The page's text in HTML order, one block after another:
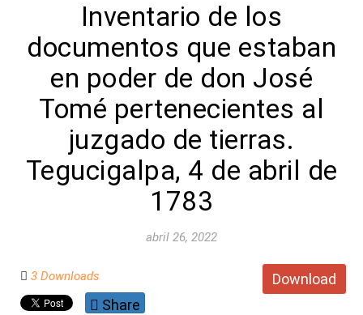
Inventario de los
documentos que estaban
en poder de don José
Tomé pertenecientes al
juzgado de tierras.
Tegucigalpa, 4 de abril de
1783
abril 26, 2022
Download
3 Downloads
Share